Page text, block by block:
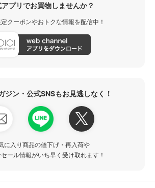
プリでお買物しませんか？
クーポンやおトクな情報を配信中！
ジン・公式SNSもお見逃しなく！
に入り商品の値下げ・再入荷や
ール情報がいち早く受け取れます！